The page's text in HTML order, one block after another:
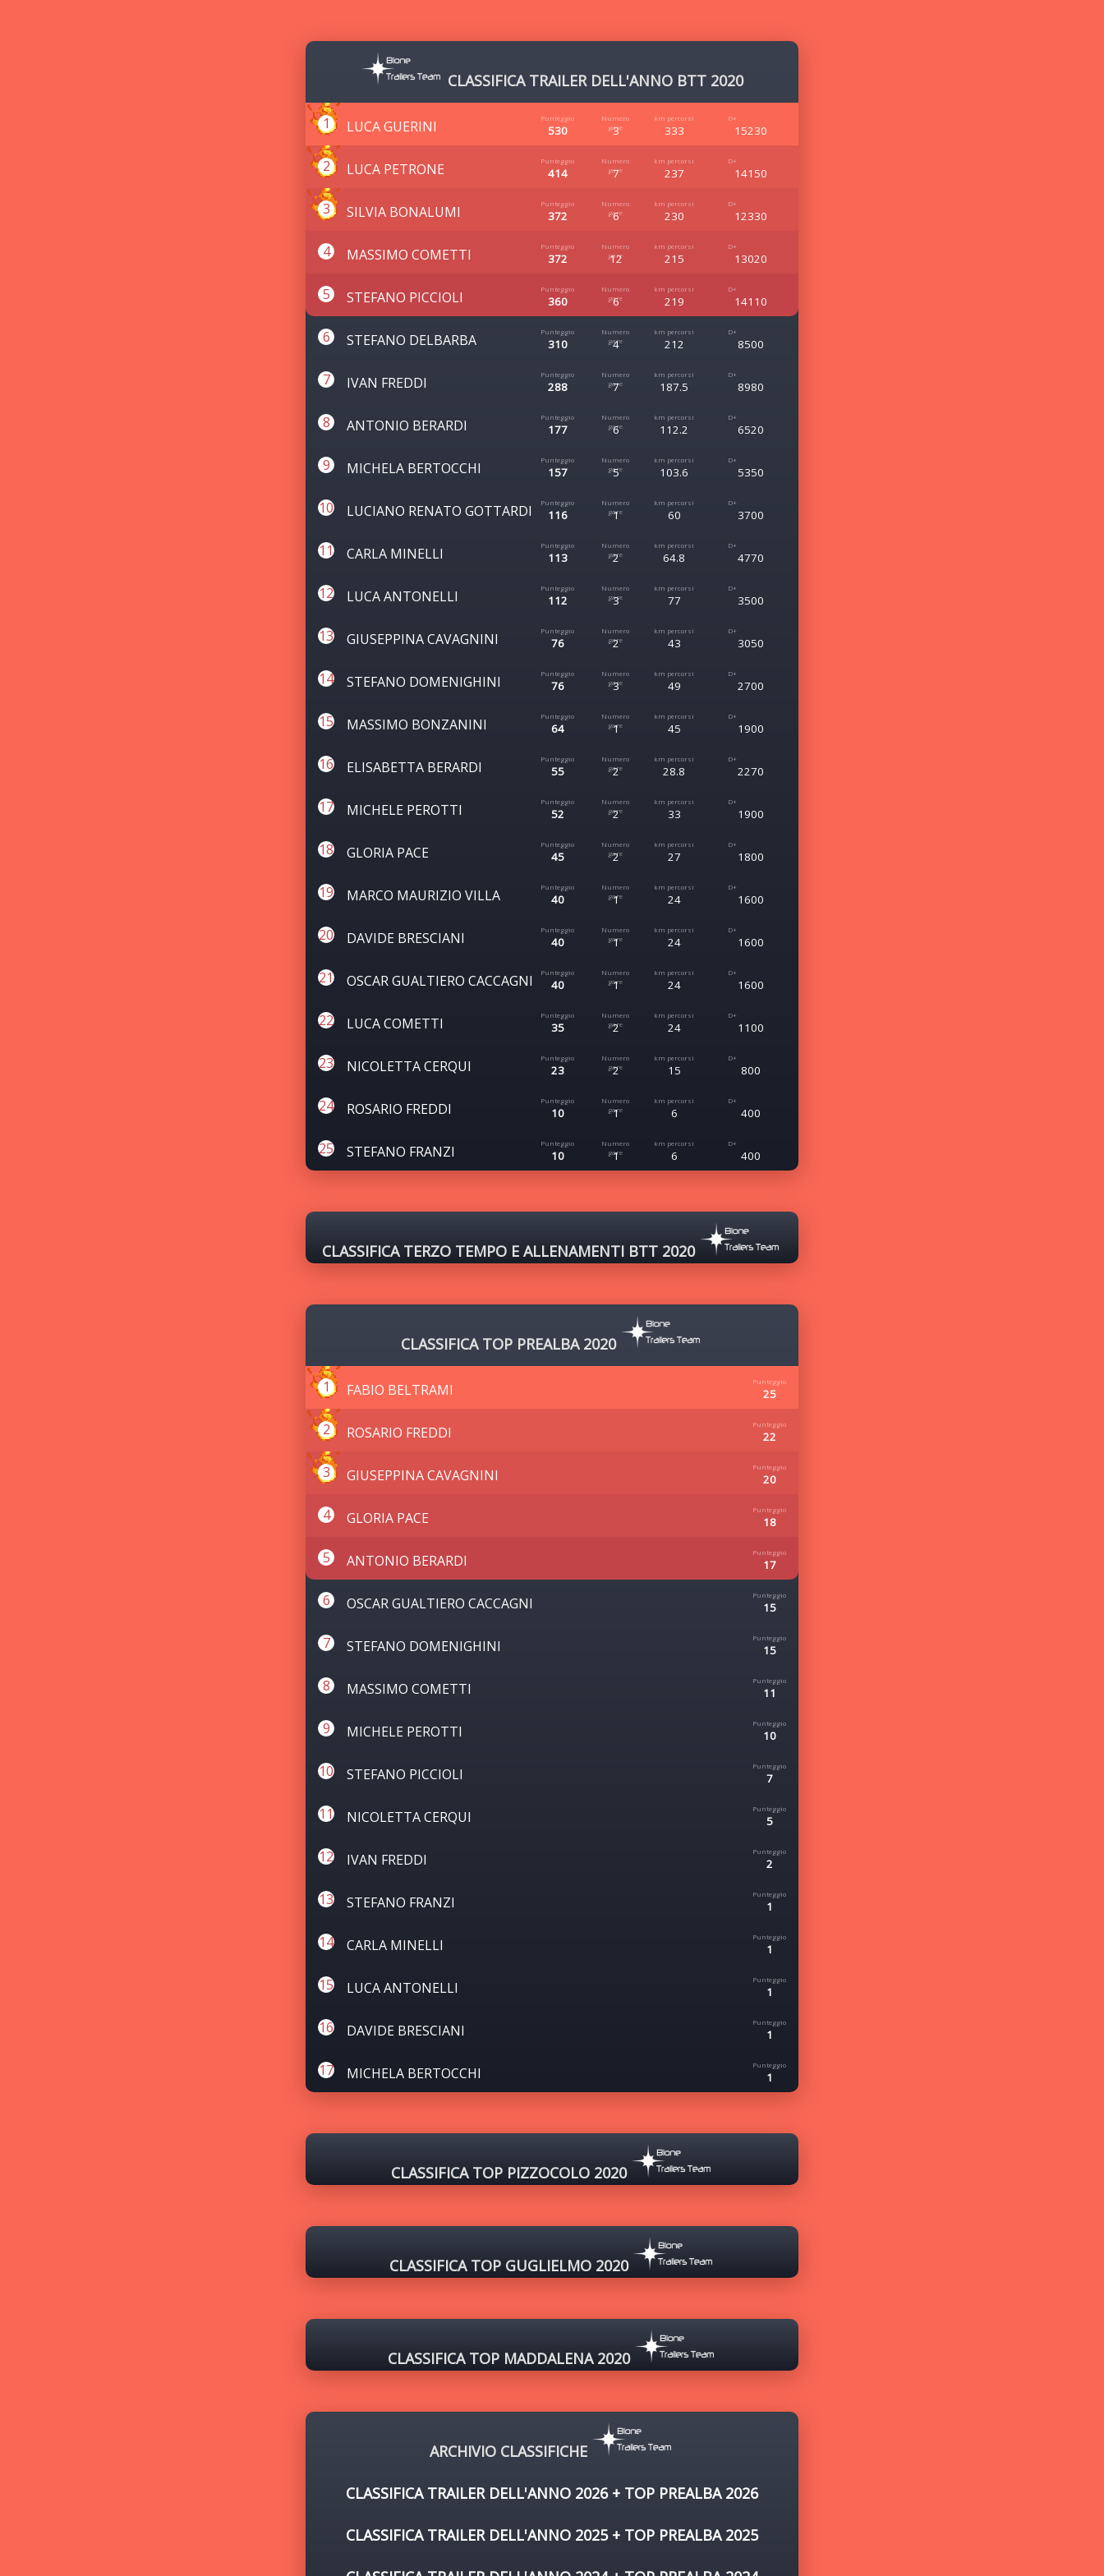
CLASSIFICA TRAILER DELL'ANNO BTT 2020
LUCA GUERINI 530 3 333 15230
LUCA PETRONE 414 7 237 14150
SILVIA BONALUMI 372 6 230 12330
MASSIMO COMETTI 372 12 215 13020
STEFANO PICCIOLI 360 6 219 14110
STEFANO DELBARBA 310 4 212 8500
IVAN FREDDI 288 7 187.5 8980
ANTONIO BERARDI 177 6 112.2 6520
MICHELA BERTOCCHI 157 5 103.6 5350
LUCIANO RENATO GOTTARDI 116 1 60 3700
CARLA MINELLI 113 2 64.8 4770
LUCA ANTONELLI 112 3 77 3500
GIUSEPPINA CAVAGNINI 76 2 43 3050
STEFANO DOMENIGHINI 76 3 49 2700
MASSIMO BONZANINI 64 1 45 1900
ELISABETTA BERARDI 55 2 28.8 2270
MICHELE PEROTTI 52 2 33 1900
GLORIA PACE 45 2 27 1800
MARCO MAURIZIO VILLA 40 1 24 1600
DAVIDE BRESCIANI 40 1 24 1600
OSCAR GUALTIERO CACCAGNI 40 1 24 1600
LUCA COMETTI 35 2 24 1100
NICOLETTA CERQUI 23 2 15 800
ROSARIO FREDDI 10 1 6 400
STEFANO FRANZI 10 1 6 400
CLASSIFICA TERZO TEMPO E ALLENAMENTI BTT 2020
CLASSIFICA TOP PREALBA 2020
FABIO BELTRAMI 25
ROSARIO FREDDI 22
GIUSEPPINA CAVAGNINI 20
GLORIA PACE 18
ANTONIO BERARDI 17
OSCAR GUALTIERO CACCAGNI 15
STEFANO DOMENIGHINI 15
MASSIMO COMETTI 11
MICHELE PEROTTI 10
STEFANO PICCIOLI 7
NICOLETTA CERQUI 5
IVAN FREDDI 2
STEFANO FRANZI 1
CARLA MINELLI 1
LUCA ANTONELLI 1
DAVIDE BRESCIANI 1
MICHELA BERTOCCHI 1
CLASSIFICA TOP PIZZOCOLO 2020
CLASSIFICA TOP GUGLIELMO 2020
CLASSIFICA TOP MADDALENA 2020
ARCHIVIO CLASSIFICHE
CLASSIFICA TRAILER DELL'ANNO 2026 + TOP PREALBA 2026
CLASSIFICA TRAILER DELL'ANNO 2025 + TOP PREALBA 2025